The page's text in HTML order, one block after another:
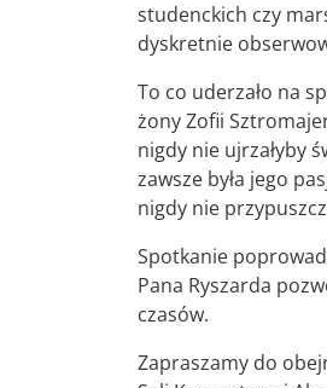
studenckich czy
dyskretnie
To co uderzało na
żony Zofii
nigdy nie ujrzałyby
zawsze była jego
nigdy nie
Spotkanie
Pana Ryszarda
czasów.
Zapraszamy do